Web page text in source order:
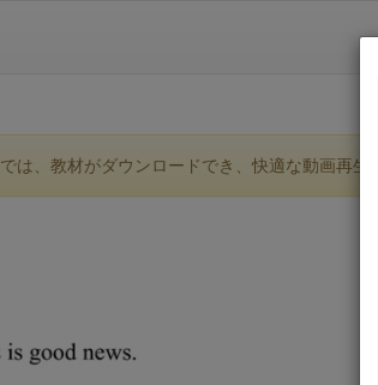
では、教材がダウンロードでき、快適な動画再生